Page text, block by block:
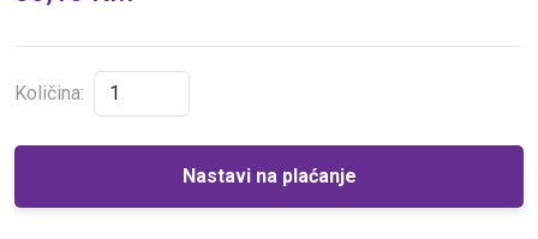
Količina:
Nastavi na plaćanje